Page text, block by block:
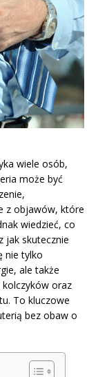
wiele osób,
może być
z objawów, które
wiedzieć, co
jak skutecznie
nie tylko
ale także
oraz
To kluczowe
bez obaw o